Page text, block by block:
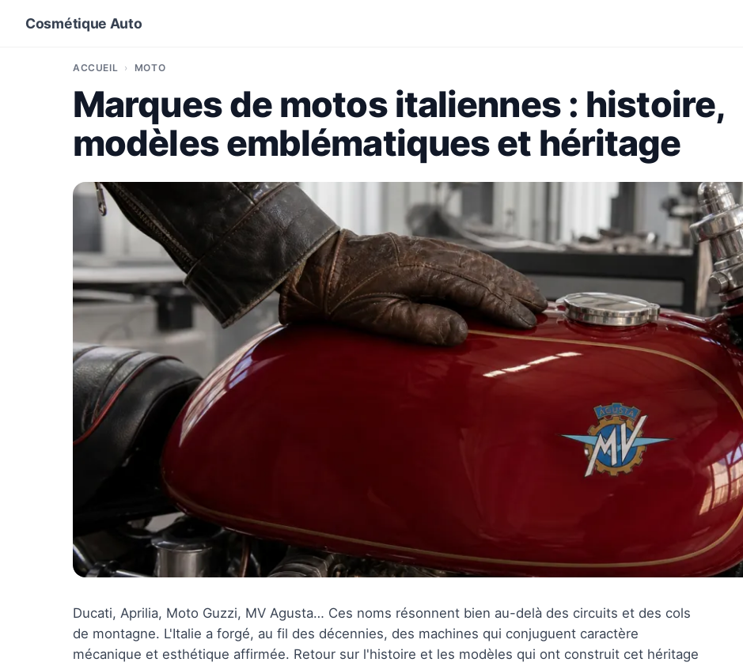
Cosmétique Auto
ACCUEIL MOTO
Marques de motos italiennes : histoire,
modèles emblématiques et héritage
Ducati, Aprilia, Moto Guzzi, MV Agusta… Ces noms résonnent bien au-delà des circuits et des cols
de montagne. L'Italie a forgé, au fil des décennies, des machines qui conjuguent caractère
mécanique et esthétique affirmée. Retour sur l'histoire et les modèles qui ont construit cet héritage